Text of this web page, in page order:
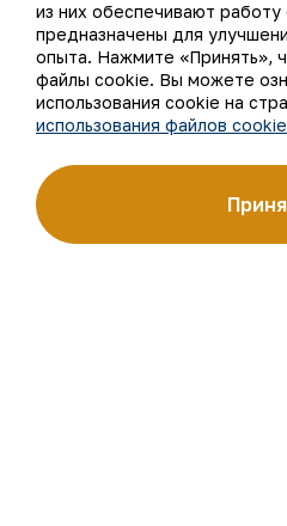
О компании
Наша деятельность
Устойчивое развитие
Инвесторам
Пресс-центр
из них обеспечивают работу
предназначены для
опыта. Нажмите «Принять»,
файлы cookie. Вы можете
использования cookie на
использования файлов